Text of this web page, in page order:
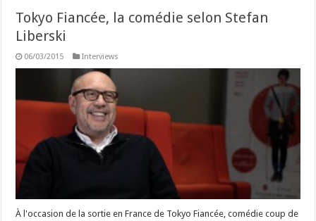
Tokyo Fiancée, la comédie selon Stefan
Liberski
06/03/2015 Interviews
À l'occasion de la sortie en France de Tokyo Fiancée, comédie coup de